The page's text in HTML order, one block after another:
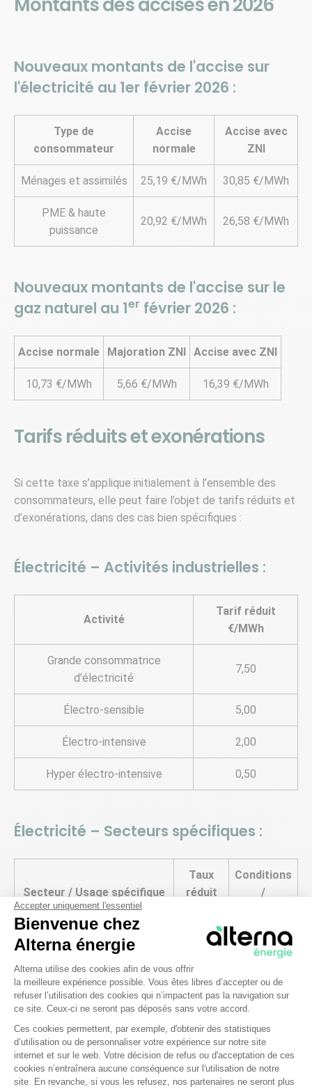
Nouveaux montants de l'accise sur
l'électricité au 1er février 2026 :
Type de
consommateur
Accise
normale
Accise avec
ZNI
Ménages et assimilés 25,19 €/MWh 30,85 €/MWh
PME & haute
puissance
20,92 €/MWh 26,58 €/MWh
Nouveaux montants de l'accise sur le
gaz naturel au 1er février 2026 :
Accise normale Majoration ZNI Accise avec ZNI
10,73 €/MWh 5,66 €/MWh 16,39 €/MWh
Tarifs réduits et exonérations
Si cette taxe s’applique initialement à l’ensemble des
consommateurs, elle peut faire l’objet de tarifs réduits et
d’exonérations, dans des cas bien spécifiques :
Électricité – Activités industrielles :
Activité
Tarif réduit
€/MWh
Grande consommatrice
d’électricité
7,50
Électro-sensible 5,00
Électro-intensive 2,00
Hyper électro-intensive 0,50
Électricité – Secteurs spécifiques :
Secteur / Usage spécifique
Taux
réduit
Conditions
/
Exploitants d’aérodromes
publics
Sous
conditions
légales
Centres de stockage de
données
Sur fraction
>1 GWh/an
Transport guidé de personnes
et marchandises
0,50 -
Accepter uniquement l'essentiel
Bienvenue chez
Alterna énergie
Plateforme de Gestion du
Alterna utilise des cookies afin de vous offrir
la meilleure expérience possible. Vous êtes libres d’accepter ou de
refuser l’utilisation des cookies qui n’impactent pas la navigation sur
ce site. Ceux-ci ne seront pas déposés sans votre accord.
Ces cookies permettent, par exemple, d'obtenir des statistiques
d’utilisation ou de personnaliser votre expérience sur notre site
internet et sur le web. Votre décision de refus ou d'acceptation de ces
cookies n’entraînera aucune conséquence sur l'utilisation de notre
site. En revanche, si vous les refusez, nos partenaires ne seront plus
Axeptio consent